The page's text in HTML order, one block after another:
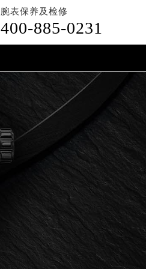
腕表保养及检修
400-885-0231